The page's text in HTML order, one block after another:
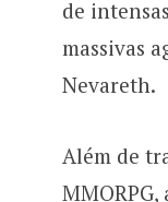
de
massivas
Nevareth.
Além de